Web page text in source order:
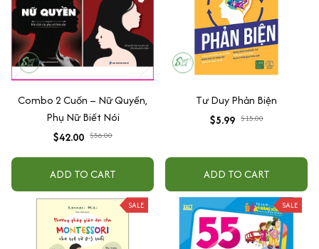
Combo 2 Cuốn – Nữ Quyền,
Phụ Nữ Biết Nói
$42.00 $56.00
ADD TO CART
Tư Duy Phản Biện
$5.99 $15.00
ADD TO CART
SALE SALE